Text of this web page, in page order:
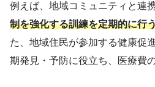
例えば、地域コミュニティと連携
制を強化する訓練を定期的に行
た、地域住民が参加する健康促
期発見・予防に役立ち、医療費